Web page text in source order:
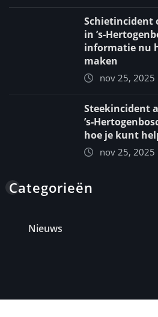
Schietincident
in
informatie nu
maken
nov 25, 2025
Steekincident
hoe je kunt
nov 25, 2025
Categorieën
Nieuws